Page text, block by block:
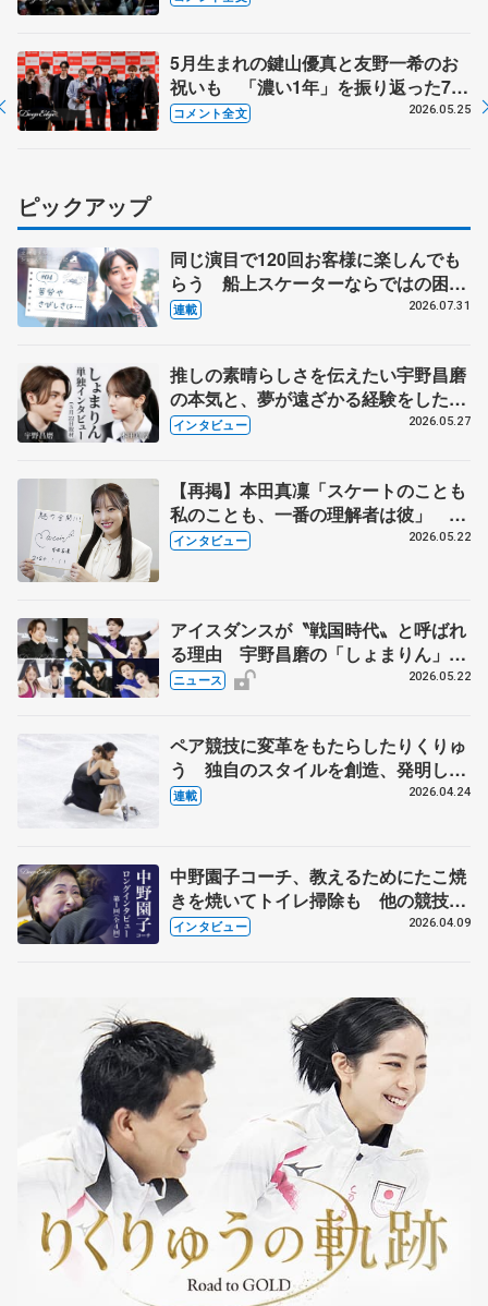
5月生まれの鍵山優真と友野一希のお
祝いも 「濃い1年」を振り返った7人
【コラントッテ・トークイベント②】
コメント全文 2026.05.25
ピックアップ
同じ演目で120回お客様に楽しんでも
らう 船上スケーターならではの困難
とは 影響あったPIW前キャプテン松
連載 2026.07.31
推しの素晴らしさを伝えたい宇野昌磨
の本気と、夢が遠ざかる経験をした本
田真凜の覚悟
インタビュー 2026.05.27
【再掲】本田真凜「スケートのことも
私のことも、一番の理解者は彼」 引
退時の単独インタビューで語った競技
インタビュー 2026.05.22
アイスダンスが〝戦国時代〟と呼ばれ
る理由 宇野昌磨の「しょまりん」ら
実力者が相次いで参戦 国内の競争激
ニュース 2026.05.22
ペア競技に変革をもたらしたりくりゅ
う 独自のスタイルを創造、発明した
【引退発表後②】
連載 2026.04.24
中野園子コーチ、教えるためにたこ焼
きを焼いてトイレ掃除も 他の競技に
も通用するという坂本花織の筋肉
インタビュー 2026.04.09